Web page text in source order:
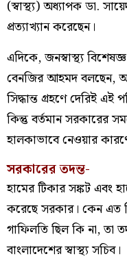
(স্বাস্থ্য) অধ্যাপক ডা.
প্রত্যাখ্যান করেছেন।
এদিকে, জনস্বাস্থ্য
বেনজির আহমদ বলছেন,
সিদ্ধান্ত গ্রহণে দেরিই এই
কিন্তু বর্তমান সরকারের
হালকাভাবে নেওয়ার
সরকারের তদন্ত-
হামের টিকার সঙ্কট এবং
করেছে সরকার। কেন
গাফিলতি ছিল কি না, তা
বাংলাদেশের স্বাস্থ্য সচিব।